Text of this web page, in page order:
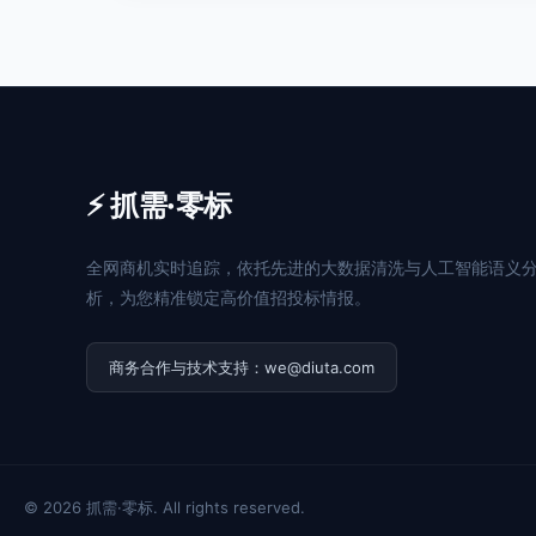
⚡ 抓需·零标
全网商机实时追踪，依托先进的大数据清洗与人工智能语义
析，为您精准锁定高价值招投标情报。
商务合作与技术支持：we@diuta.com
© 2026 抓需·零标. All rights reserved.